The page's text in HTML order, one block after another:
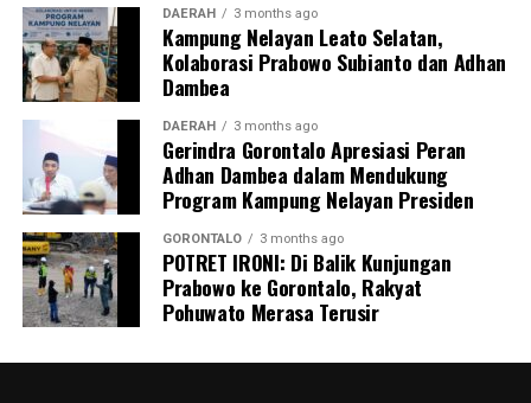
Komisi IV DPRD Provinsi Gorontalo menegaskan akan
terus melakukanpengawasan dan evaluasiterhadap
implementasi programMakan Bergizi Gratis agar
berjalan sesuai sasaran — yakni meningkatkan gizi,
kesehatan, dan semangat belajar siswa di seluruh
sekolah di Provinsi Gorontalo.
DAERAH 3 months ago
Kampung Nelayan Leato Selatan,
Kolaborasi Prabowo Subianto dan Adhan
Dambea
DAERAH 3 months ago
Gerindra Gorontalo Apresiasi Peran
Adhan Dambea dalam Mendukung
Program Kampung Nelayan Presiden
GORONTALO 3 months ago
POTRET IRONI: Di Balik Kunjungan
Prabowo ke Gorontalo, Rakyat
Pohuwato Merasa Terusir